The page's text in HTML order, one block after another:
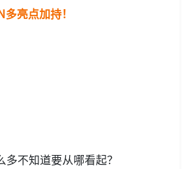
亮点加持！
不知道要从哪看起？